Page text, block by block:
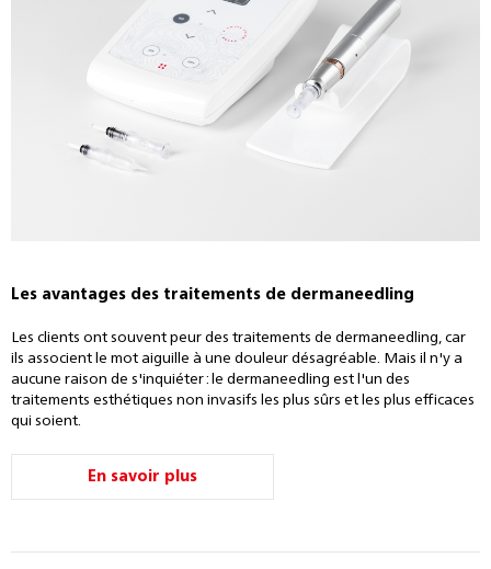
Les avantages des traitements de dermaneedling
Les clients ont souvent peur des traitements de dermaneedling, car
ils associent le mot aiguille à une douleur désagréable. Mais il n'y a
aucune raison de s'inquiéter : le dermaneedling est l'un des
traitements esthétiques non invasifs les plus sûrs et les plus efficaces
qui soient.
En savoir plus